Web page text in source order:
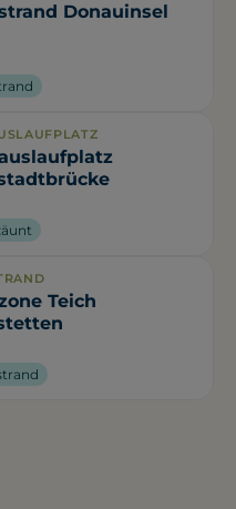
Donauinsel
Teich